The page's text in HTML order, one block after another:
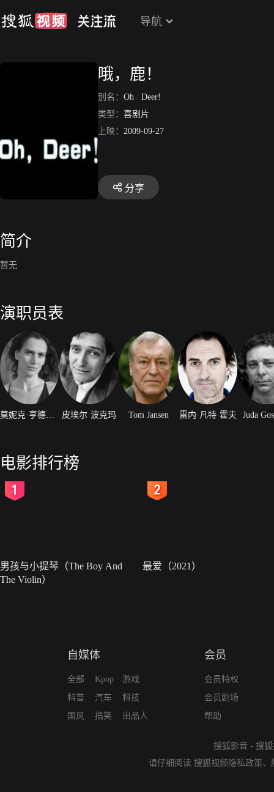
导航
哦，鹿！
别名： Oh / Deer!
类型： 喜剧片
上映： 2009-09-27
分享
简介
暂无
演职员表
皮埃尔·波克玛 Tom Jansen 雷内·凡特·霍夫 Juda
电影排行榜
男孩与小提琴（The Boy And
The Violin）
最爱（2021）
自媒体
全部
科普
国风
Kpop
汽车
搞笑
游戏
科技
出品人
会员
会员特权
会员剧场
帮助
搜狐影音 - 搜
请仔细阅读 搜狐视频隐私政策、